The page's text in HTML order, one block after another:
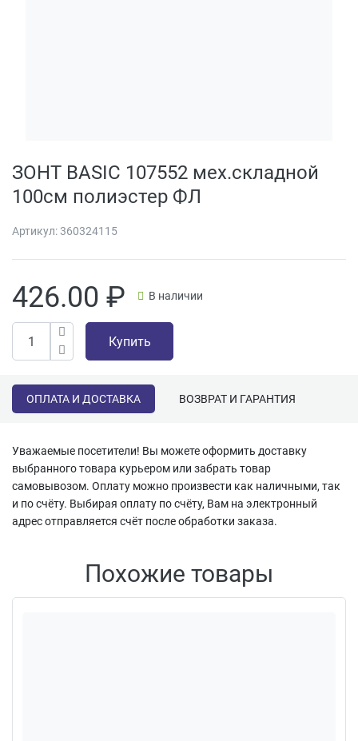
ЗОНТ BASIC 107552 мех.складной
100см полиэстер ФЛ
Артикул:360324115
426.00 ₽ В наличии
Купить
ОПЛАТА И ДОСТАВКА ВОЗВРАТ И ГАРАНТИЯ
Уважаемые посетители! Вы можете оформить доставку
выбранного товара курьером или забрать товар
самовывозом. Оплату можно произвести как наличными, так
и по счёту. Выбирая оплату по счёту, Вам на электронный
адрес отправляется счёт после обработки заказа.
Похожие товары